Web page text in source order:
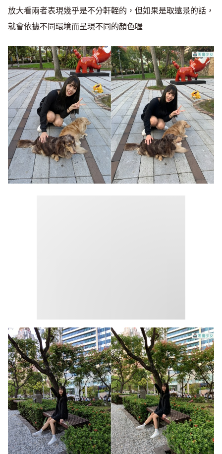
放大看兩者表現幾乎是不分軒輊的，但如果是取遠景的話，
就會依據不同環境而呈現不同的顏色喔